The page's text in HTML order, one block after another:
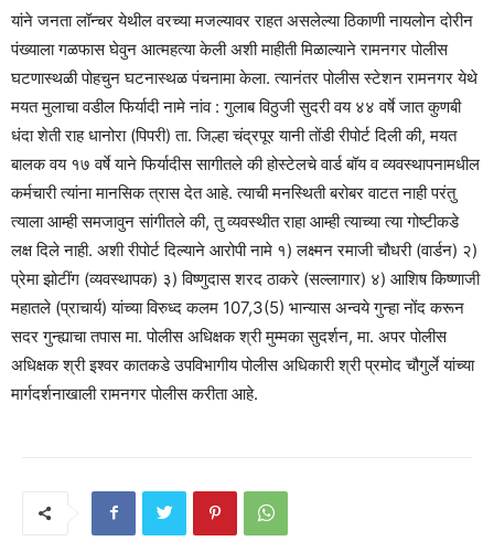
यांने जनता लॉन्चर येथील वरच्या मजल्यावर राहत असलेल्या ठिकाणी नायलोन दोरीन
पंख्याला गळफास घेवुन आत्महत्या केली अशी माहीती मिळाल्याने रामनगर पोलीस
घटणास्थळी पोहचुन घटनास्थळ पंचनामा केला. त्यानंतर पोलीस स्टेशन रामनगर येथे
मयत मुलाचा वडील फिर्यादी नामे नांव : गुलाब विठुजी सुदरी वय ४४ वर्षे जात कुणबी
धंदा शेती राह धानोरा (पिपरी) ता. जिल्हा चंद्रपूर यानी तोंडी रीपोर्ट दिली की, मयत
बालक वय १७ वर्षे याने फिर्यादीस सागीतले की होस्टेलचे वार्ड बॉय व व्यवस्थापनामधील
कर्मचारी त्यांना मानसिक त्रास देत आहे. त्याची मनस्थिती बरोबर वाटत नाही परंतु
त्याला आम्ही समजावुन सांगीतले की, तु व्यवस्थीत राहा आम्ही त्याच्या त्या गोष्टीकडे
लक्ष दिले नाही. अशी रीपोर्ट दिल्याने आरोपी नामे १) लक्ष्मन रमाजी चौधरी (वार्डन) २)
प्रेमा झोटींग (व्यवस्थापक) ३) विष्णुदास शरद ठाकरे (सल्लागार) ४) आशिष किष्णाजी
महातले (प्राचार्य) यांच्या विरुध्द कलम 107,3(5) भान्यास अन्वये गुन्हा नोंद करून
सदर गुन्ह्याचा तपास मा. पोलीस अधिक्षक श्री मुम्मका सुदर्शन, मा. अपर पोलीस
अधिक्षक श्री इश्वर कातकडे उपविभागीय पोलीस अधिकारी श्री प्रमोद चौगुर्ले यांच्या
मार्गदर्शनाखाली रामनगर पोलीस करीता आहे.